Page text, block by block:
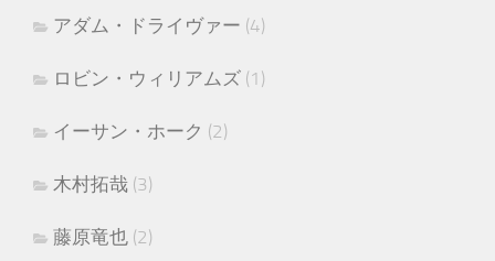
アダム・ドライヴァー (4)
ロビン・ウィリアムズ (1)
イーサン・ホーク (2)
木村拓哉 (3)
藤原竜也 (2)